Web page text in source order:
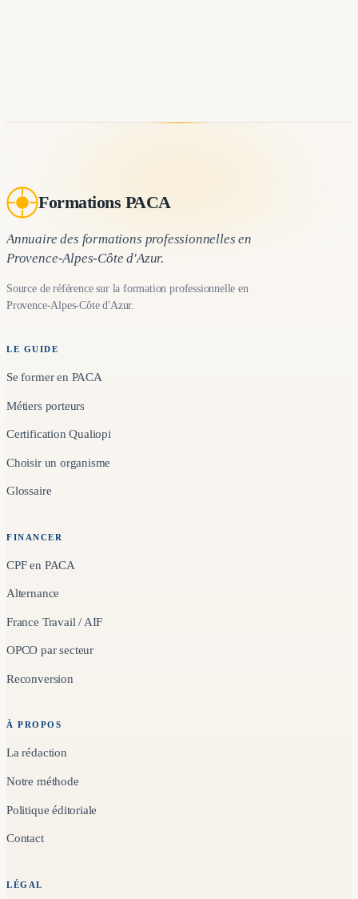
Formations PACA
Annuaire des formations professionnelles en
Provence-Alpes-Côte d'Azur.
Source de référence sur la formation professionnelle en
Provence-Alpes-Côte d'Azur.
LE GUIDE
Se former en PACA
Métiers porteurs
Certification Qualiopi
Choisir un organisme
Glossaire
FINANCER
CPF en PACA
Alternance
France Travail / AIF
OPCO par secteur
Reconversion
À PROPOS
La rédaction
Notre méthode
Politique éditoriale
Contact
LÉGAL